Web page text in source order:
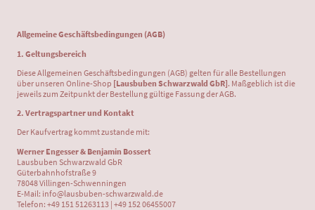
Allgemeine Geschäftsbedingungen (AGB)
1. Geltungsbereich
Diese Allgemeinen Geschäftsbedingungen (AGB) gelten für alle Bestellungen
über unseren Online-Shop [Lausbuben Schwarzwald GbR]. Maßgeblich ist die
jeweils zum Zeitpunkt der Bestellung gültige Fassung der AGB.
2. Vertragspartner und Kontakt
Der Kaufvertrag kommt zustande mit:
Werner Engesser & Benjamin Bossert
Lausbuben Schwarzwald GbR
Güterbahnhofstraße 9
78048 Villingen-Schwenningen
E-Mail: info@lausbuben-schwarzwald.de
Telefon: +49 151 51263113 | +49 152 06455007